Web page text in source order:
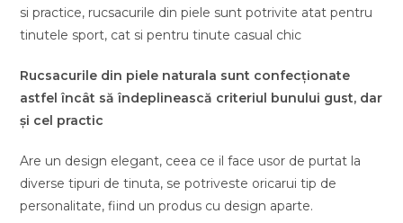
si practice, rucsacurile din piele sunt potrivite atat pentru
tinutele sport, cat si pentru tinute casual chic
Rucsacurile din piele naturala sunt confecționate
astfel încât să îndeplinească criteriul bunului gust, dar
și cel practic
Are un design elegant, ceea ce il face usor de purtat la
diverse tipuri de tinuta, se potriveste oricarui tip de
personalitate, fiind un produs cu design aparte.